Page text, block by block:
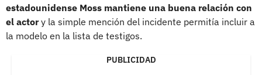
estadounidense Moss mantiene una buena relación con
el actory la simple mención del incidente permitía incluir a
la modelo en la lista de testigos.
PUBLICIDAD